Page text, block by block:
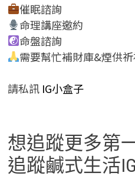
催眠諮詢
命理講座邀約
命盤諮詢
需要幫忙補財庫&煙供
請私訊IG小盒子
想追蹤更多第
追蹤鹹式生活IG